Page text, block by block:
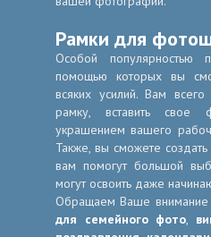
Рамки для
Особой популярностью
помощью которых вы
всяких усилий. Вам
рамку, вставить свое
украшением вашего
Также, вы сможете
вам помогут большой
могут освоить даже
Обращаем Ваше
для семейного фото,